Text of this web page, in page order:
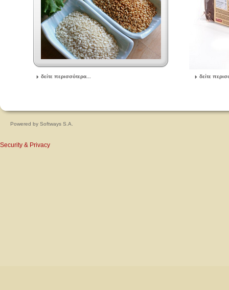
δείτε περισσότερα... δείτε
Powered by Softways S.A.
Security & Privacy